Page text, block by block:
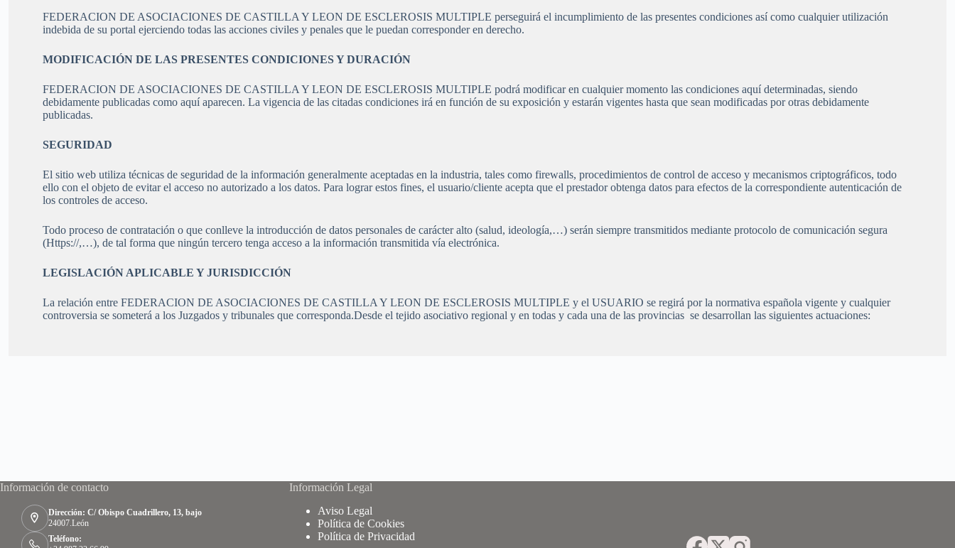
FEDERACION DE ASOCIACIONES DE CASTILLA Y LEON DE ESCLEROSIS MULTIPLE perseguirá el incumplimiento de las presentes condiciones así como cualquier utilización
indebida de su portal ejerciendo todas las acciones civiles y penales que le puedan corresponder en derecho.
MODIFICACIÓN DE LAS PRESENTES CONDICIONES Y DURACIÓN
FEDERACION DE ASOCIACIONES DE CASTILLA Y LEON DE ESCLEROSIS MULTIPLE podrá modificar en cualquier momento las condiciones aquí determinadas, siendo
debidamente publicadas como aquí aparecen. La vigencia de las citadas condiciones irá en función de su exposición y estarán vigentes hasta que sean modificadas por otras debidamente
publicadas.
SEGURIDAD
El sitio web utiliza técnicas de seguridad de la información generalmente aceptadas en la industria, tales como firewalls, procedimientos de control de acceso y mecanismos criptográficos, todo
ello con el objeto de evitar el acceso no autorizado a los datos. Para lograr estos fines, el usuario/cliente acepta que el prestador obtenga datos para efectos de la correspondiente autenticación de
los controles de acceso.
Todo proceso de contratación o que conlleve la introducción de datos personales de carácter alto (salud, ideología,…) serán siempre transmitidos mediante protocolo de comunicación segura
(Https://,…), de tal forma que ningún tercero tenga acceso a la información transmitida vía electrónica.
LEGISLACIÓN APLICABLE Y JURISDICCIÓN
La relación entre FEDERACION DE ASOCIACIONES DE CASTILLA Y LEON DE ESCLEROSIS MULTIPLE y el USUARIO se regirá por la normativa española vigente y cualquier
controversia se someterá a los Juzgados y tribunales que corresponda.Desde el tejido asociativo regional y en todas y cada una de las provincias se desarrollan las siguientes actuaciones:
Información de contacto
Dirección: C/ Obispo Cuadrillero, 13, bajo
24007.León
Teléfono:
Información Legal
Aviso Legal
Política de Cookies
Política de Privacidad